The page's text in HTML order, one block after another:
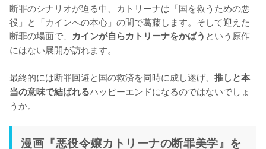
断罪のシナリオが迫る中、カトリーナは「国を救うための悪
役」と「カインへの本心」の間で葛藤します。そして迎えた
断罪の場面で、 カインが自らカトリーナをかばう という原作
にはない展開が訪れます。
最終的には断罪回避と国の救済を同時に成し遂げ、 推しと本
当の意味で結ばれるハッピーエンドになるのではないでしょ
うか。
漫画『悪役令嬢カトリーナの断罪美学』を